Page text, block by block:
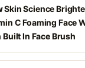
Skin Science
C Foaming Face
Built In Face Brush